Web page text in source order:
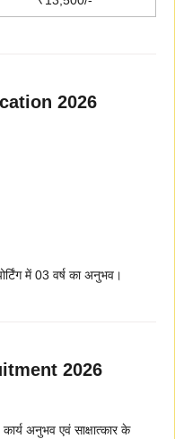
2026
में 03 वर्ष का अनुभव।
2026
अनुभव एवं साक्षात्कार के